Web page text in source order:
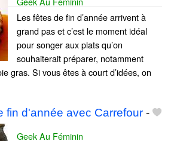
Les fêtes de fin d’année arrivent à
grand pas et c’est le moment idéal
pour songer aux plats qu’on
souhaiterait préparer, notamment
gras. Si vous êtes à court d’idées, on
fin d'année avec Carrefour -
Geek Au Féminin